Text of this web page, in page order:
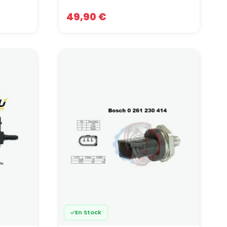
Utiliser du câble blindé, avec le blindage
programmable
moteur fournit une information essentielle
cohérente, c’est un moteur plus
ECU, l’équipe Swapland peut vous orienter.
49,90 €
En Stock